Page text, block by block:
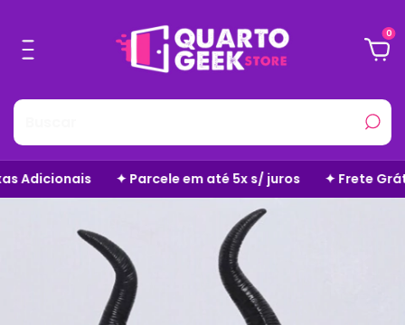
0
em até 5x s/ juros ✦ Frete Grátis em Todo o Site